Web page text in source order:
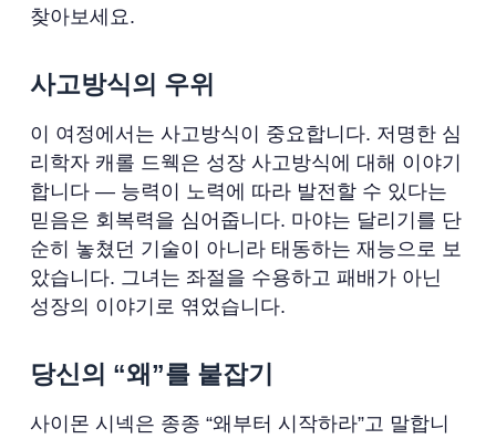
찾아보세요.
사고방식의 우위
이 여정에서는 사고방식이 중요합니다. 저명한 심
리학자 캐롤 드웩은 성장 사고방식에 대해 이야기
합니다 — 능력이 노력에 따라 발전할 수 있다는
믿음은 회복력을 심어줍니다. 마야는 달리기를 단
순히 놓쳤던 기술이 아니라 태동하는 재능으로 보
았습니다. 그녀는 좌절을 수용하고 패배가 아닌
성장의 이야기로 엮었습니다.
당신의 “왜”를 붙잡기
사이몬 시넥은 종종 “왜부터 시작하라”고 말합니